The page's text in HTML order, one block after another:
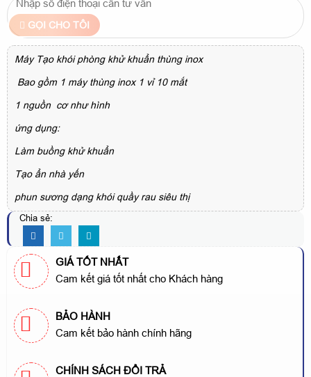
GỌI CHO TÔI
Máy Tạo khói phòng khử khuẩn thùng inox
Bao gồm 1 máy thùng inox 1 vỉ 10 mắt
1 nguồn cơ như hình
ứng dụng:
Làm buồng khử khuẩn
Tạo ẩn nhà yến
phun sương dạng khói quầy rau siêu thị
Chia sẻ:
GIÁ TỐT NHẤT
Cam kết giá tốt nhất cho Khách hàng
BẢO HÀNH
Cam kết bảo hành chính hãng
CHÍNH SÁCH ĐỔI TRẢ